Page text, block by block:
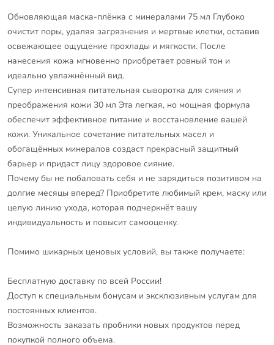
Обновляющая маска-плёнка с минералами 75 мл Глубоко
очистит поры, удаляя загрязнения и мертвые клетки, оставив
освежающее ощущение прохлады и мягкости. После
нанесения кожа мгновенно приобретает ровный тон и
идеально увлажнённый вид.
Супер интенсивная питательная сыворотка для сияния и
преображения кожи 30 мл Эта легкая, но мощная формула
обеспечит эффективное питание и восстановление вашей
кожи. Уникальное сочетание питательных масел и
обогащённых минералов создаст прекрасный защитный
барьер и придаст лицу здоровое сияние.
Почему бы не побаловать себя и не зарядиться позитивом на
долгие месяцы вперед? Приобретите любимый крем, маску или
целую линию ухода, которая подчеркнёт вашу
индивидуальность и повысит самооценку.
Помимо шикарных ценовых условий, вы также получаете:
Бесплатную доставку по всей России!
Доступ к специальным бонусам и эксклюзивным услугам для
постоянных клиентов.
Возможность заказать пробники новых продуктов перед
покупкой полного объема.